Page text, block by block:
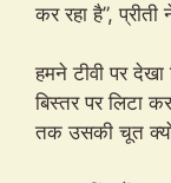
कर रहा है”,
हमने टीवी पर
बिस्तर पर लिटा
तक उसकी चूत क्यों